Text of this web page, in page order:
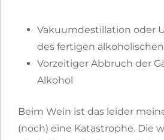
Vakuumdestillation oder
des fertigen
Vorzeitiger Abbruch der
Alkohol
Beim Wein ist das leider
(noch) eine Katastrophe. Die